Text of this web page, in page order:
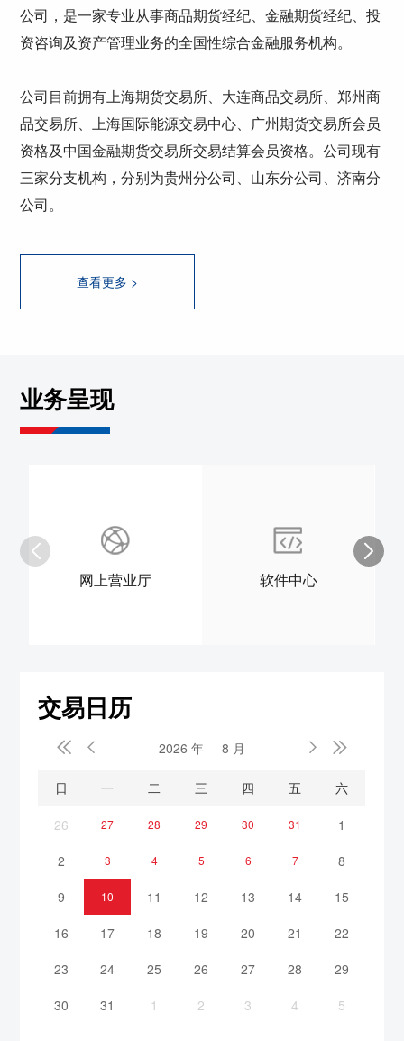
公司，是一家专业从事商品期货经纪、金融期货经纪、投
资咨询及资产管理业务的全国性综合金融服务机构。
公司目前拥有上海期货交易所、大连商品交易所、郑州商
品交易所、上海国际能源交易中心、广州期货交易所会员
资格及中国金融期货交易所交易结算会员资格。公司现有
三家分支机构，分别为贵州分公司、山东分公司、济南分
公司。
查看更多 >
业务呈现
网上营业厅 软件中心
交易日历
  2026 年 8 月  
日 一 二 三 四 五 六
26 27 28 29 30 31
1
2
3 4 5 6 7
8
9
10 11 12 13 14
15
16
17 18 19 20 21
22
23
24 25 26 27 28
29
30
31 1 2 3 4 5